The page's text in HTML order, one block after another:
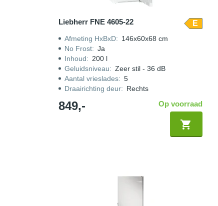
Liebherr FNE 4605-22 E
Afmeting HxBxD: 146x60x68 cm
No Frost: Ja
Inhoud: 200 l
Geluidsniveau: Zeer stil - 36 dB
Aantal vrieslades: 5
Draairichting deur: Rechts
849,- Op voorraad